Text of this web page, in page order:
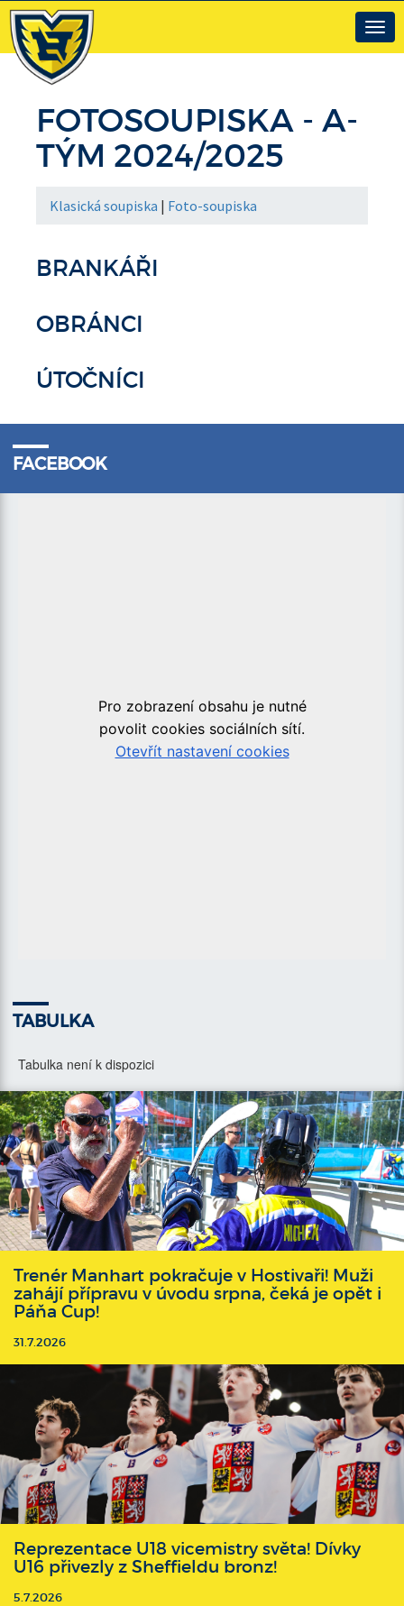
FOTOSOUPISKA - A-
TÝM 2024/2025
Klasická soupiska | Foto-soupiska
BRANKÁŘI
OBRÁNCI
ÚTOČNÍCI
FACEBOOK
TABULKA
Tabulka není k dispozici
Trenér Manhart pokračuje v Hostivaři! Muži
zahájí přípravu v úvodu srpna, čeká je opět i
Páňa Cup!
31.7.2026
Reprezentace U18 vicemistry světa! Dívky
U16 přivezly z Sheffieldu bronz!
5.7.2026